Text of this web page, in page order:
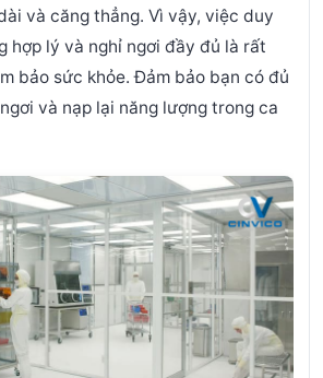
và căng thẳng. Vì vậy, việc duy
hợp lý và nghỉ ngơi đầy đủ là rất
bảo sức khỏe. Đảm bảo bạn có đủ
và nạp lại năng lượng trong ca